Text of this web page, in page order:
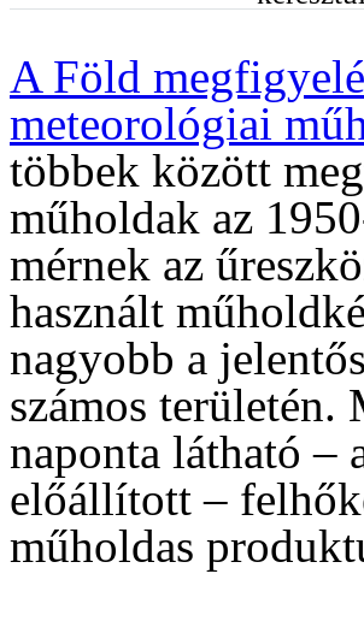
A Föld
meteorológiai
többek között
műholdak az
mérnek az
használt
nagyobb a
számos területén.
naponta látható –
előállított –
műholdas